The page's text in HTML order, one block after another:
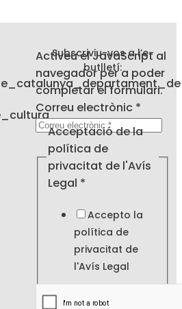
Subscriviu-vos a l’e-
butlletí:
Activeu el JavaScript al
navegador per a poder
completar el formulari.
Correu electrònic *
electrònic
política
de
Acceptació de la
política de
privacitat de l'Avís
Legal *
Accepto la
política de
privacitat de
l'Avís Legal